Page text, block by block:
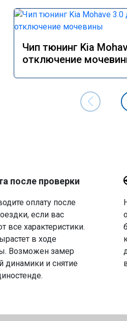
Чип тюнинг Kia
отключение
после проверки
оплату после
если вас
все характеристики.
в ходе
Возможен замер
динамики и снятие